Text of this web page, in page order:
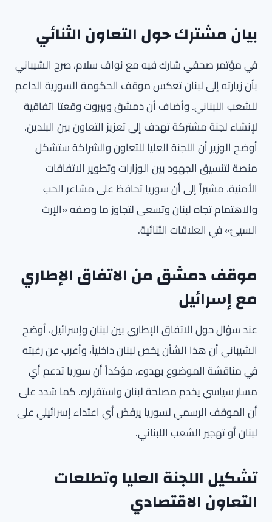
بيان مشترك حول التعاون الثنائي
في مؤتمر صحفي شارك فيه مع نواف سلام، صرح الشيباني
بأن زيارته إلى لبنان تعكس موقف الحكومة السورية الداعم
للشعب اللبناني. وأضاف أن دمشق وبيروت وقعتا اتفاقية
لإنشاء لجنة مشتركة تهدف إلى تعزيز التعاون بين البلدين.
أوضح الوزير أن اللجنة العليا للتعاون والشراكة ستشكل
منصة لتنسيق الجهود بين الوزارات وتطوير الاتفاقات
الأمنية، مشيراً إلى أن سوريا تحافظ على مشاعر الحب
والاهتمام تجاه لبنان وتسعى لتجاوز ما وصفه «الإرث
السيئ» في العلاقات الثنائية.
موقف دمشق من الاتفاق الإطاري
مع إسرائيل
عند سؤال حول الاتفاق الإطاري بين لبنان وإسرائيل، أوضح
الشيباني أن هذا الشأن يخص لبنان داخلياً، وأعرب عن رغبته
في مناقشة الموضوع بهدوء، مؤكداً أن سوريا تدعم أي
مسار سياسي يخدم مصلحة لبنان واستقراره. كما شدد على
أن الموقف الرسمي لسوريا يرفض أي اعتداء إسرائيلي على
لبنان أو تهجير الشعب اللبناني.
تشكيل اللجنة العليا وتطلعات
التعاون الاقتصادي